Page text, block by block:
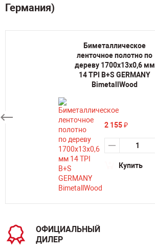
Германия)
Биметаллическое
ленточное полотно по
дереву 1700х13х0,6 мм
14 TPI B+S GERMANY
BimetallWood
2 155₽
Купить
ОФИЦИАЛЬНЫЙ
ДИЛЕР